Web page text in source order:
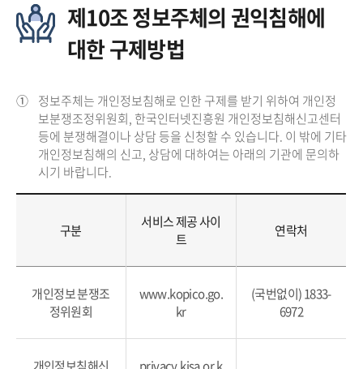
제10조 정보주체의 권익침해에
대한 구제방법
① 정보주체는 개인정보침해로 인한 구제를 받기 위하여 개인정
보분쟁조정위원회, 한국인터넷진흥원 개인정보침해신고센터
등에 분쟁해결이나 상담 등을 신청할 수 있습니다. 이 밖에 기타
개인정보침해의 신고, 상담에 대하여는 아래의 기관에 문의하
시기 바랍니다.
구분
서비스 제공 사이
트
연락처
개인정보 분쟁조
정위원회
www.kopico.go.
kr
(국번없이) 1833-
6972
개인정보침해신 privacy.kisa.or.k